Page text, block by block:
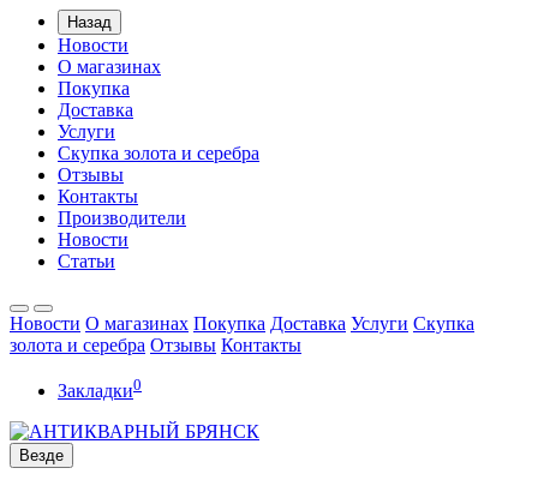
Назад
Новости
О магазинах
Покупка
Доставка
Услуги
Скупка золота и серебра
Отзывы
Контакты
Производители
Новости
Статьи
Новости О магазинах Покупка Доставка Услуги Скупка
золота и серебра Отзывы Контакты
Закладки0
Везде